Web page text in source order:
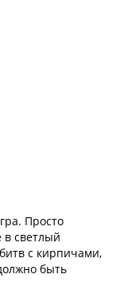
Просто
в светлый
с кирпичами,
быть